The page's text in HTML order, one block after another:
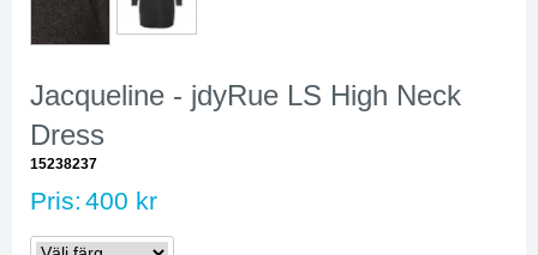
Jacqueline - jdyRue LS High Neck
Dress
15238237
Pris: 400 kr